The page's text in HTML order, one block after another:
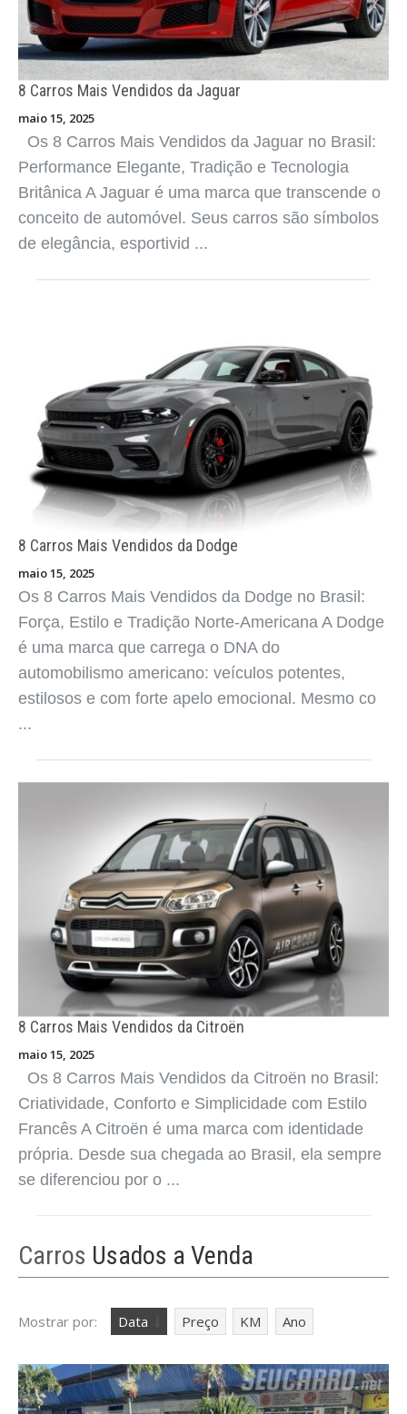
8 Carros Mais Vendidos da Jaguar
maio 15, 2025
Os 8 Carros Mais Vendidos da Jaguar no Brasil:
Performance Elegante, Tradição e Tecnologia
Britânica A Jaguar é uma marca que transcende o
conceito de automóvel. Seus carros são símbolos
de elegância, esportivid ...
8 Carros Mais Vendidos da Dodge
maio 15, 2025
Os 8 Carros Mais Vendidos da Dodge no Brasil:
Força, Estilo e Tradição Norte-Americana A Dodge
é uma marca que carrega o DNA do
automobilismo americano: veículos potentes,
estilosos e com forte apelo emocional. Mesmo co
...
8 Carros Mais Vendidos da Citroën
maio 15, 2025
Os 8 Carros Mais Vendidos da Citroën no Brasil:
Criatividade, Conforto e Simplicidade com Estilo
Francês A Citroën é uma marca com identidade
própria. Desde sua chegada ao Brasil, ela sempre
se diferenciou por o ...
Carros Usados a Venda
Mostrar por: Data Preço KM Ano